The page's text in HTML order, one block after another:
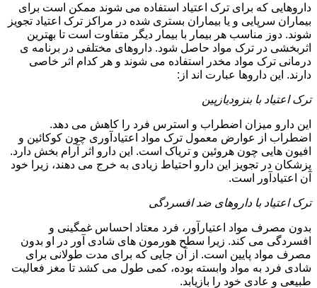
داروهایی که برای ترک اعتیاد استفاده می شوند ممکن است برای
بیماران سرپایی و یا بیماران بستری شده در مراکز ترک اعتیاد تجویز
شوند. دوز مناسب هر بیمار با بیمار دیگر متفاوت است تا بهترین
اثربخشی در ترک مواد حاصل شود. داروهای مختلفی در برنامه ی
درمانی ترک مواد مخدر استفاده می شوند و هر کدام اثر خاصی
دارند. این داروها عبارت اند از:
ترک اعتیاد با بنزودیازپین
این دارو میزان اضطراب و استرس فرد را کاهش می دهد.
اضطراب از عوارض معمول ترک مواد اعتیادآوری چون کوکائین و
افیون هایی چون هروئین و تریاک است. این دارو اثر آرام بخش دارد.
پزشکان در تجویز این دارو احتیاط زیادی به خرج می دهند، زیرا خود
آن اعتیادآور است.
ترک اعتیاد با داروهای ضد افسردگی
بدون مصرف مواد اعتیارآور، فرد معتاد احساس غمگینی و
افسردگی می کند. زیرا سطح هورمون های شادی آور در او بدون
مصرف مواد پایین است. از آن جایی که برای مدت طولانی برای
شادی فرد به مواد وابسته بوده، کمی طول می کشد تا مغز فعالیت
طبیعی و عادی خود را بازیابد.